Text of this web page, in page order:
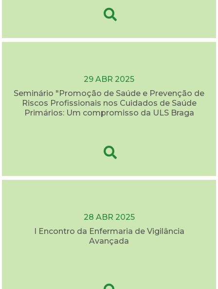
29 ABR 2025
Seminário "Promoção de Saúde e Prevenção de
Riscos Profissionais nos Cuidados de Saúde
Primários: Um compromisso da ULS Braga
28 ABR 2025
I Encontro da Enfermaria de Vigilância
Avançada